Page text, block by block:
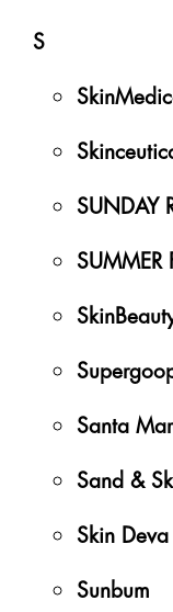
S
SUNDAY
SUMMER
Santa
Sand &
Skin Deva
Sunbum